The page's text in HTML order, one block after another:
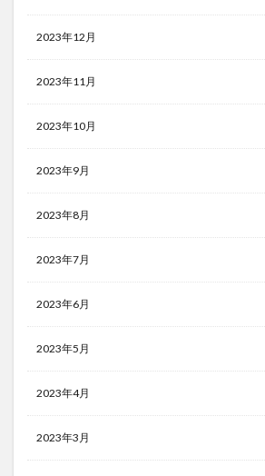
2023年12月
2023年11月
2023年10月
2023年9月
2023年8月
2023年7月
2023年6月
2023年5月
2023年4月
2023年3月